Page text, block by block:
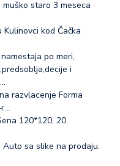
staro 3 meseca
kod Čačka
po meri,
i
razvlacenje Forma
120*120, 20
Auto sa slike na prodaju.